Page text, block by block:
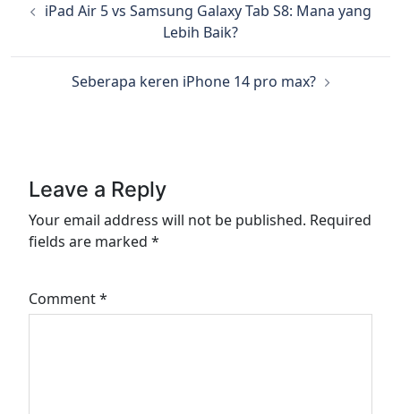
iPad Air 5 vs Samsung Galaxy Tab S8: Mana yang
Lebih Baik?
Seberapa keren iPhone 14 pro max?
Leave a Reply
Your email address will not be published. Required
fields are marked *
Comment*